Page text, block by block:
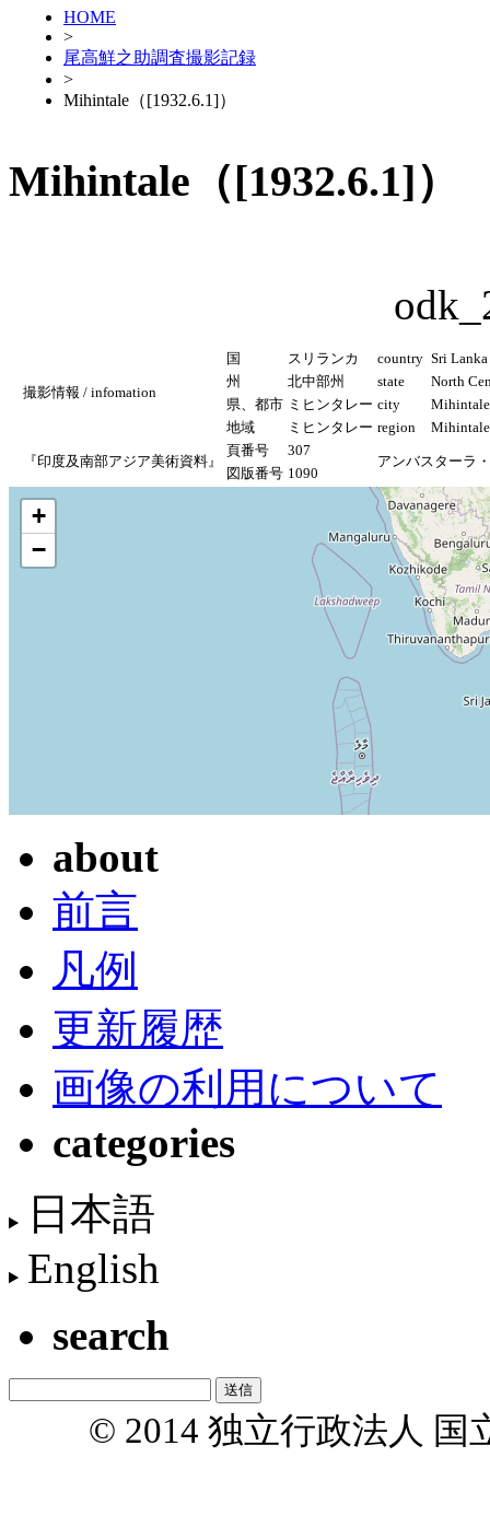
HOME
>
尾高鮮之助調査撮影記録
>
Mihintale（[1932.6.1]）
Mihintale（[1932.6.1]）
撮影情報 / infomation
国 スリランカ country Sri Lanka
州
北中部州 state
North
県、都市 ミヒンタレー city
Mihintale
地域
ミヒンタレー region Mihintale
『印度及南部アジア美術資料』
頁番号 307
アンバスターラ
図版番号 1090
+
−
about
前言
凡例
更新履歴
画像の利用について
categories
日本語
English
search
© 2014 独立行政法人 国